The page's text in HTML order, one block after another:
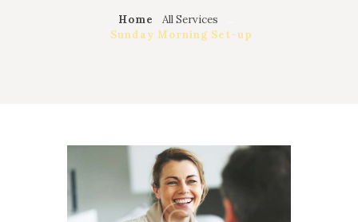
Home All Services
Sunday Morning Set-up